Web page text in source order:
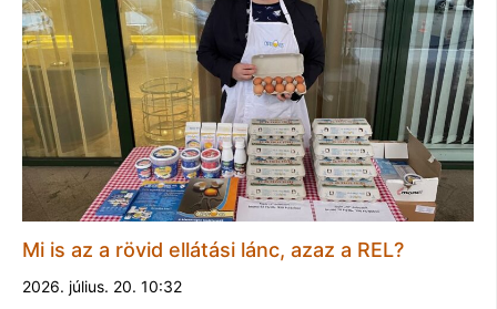
Mi is az a rövid ellátási lánc, azaz a REL?
2026. július. 20. 10:32